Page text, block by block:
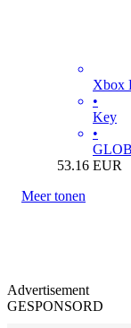
Xbox
•
Key
•
53.16 EUR
Meer tonen
Advertisement
GESPONSORD